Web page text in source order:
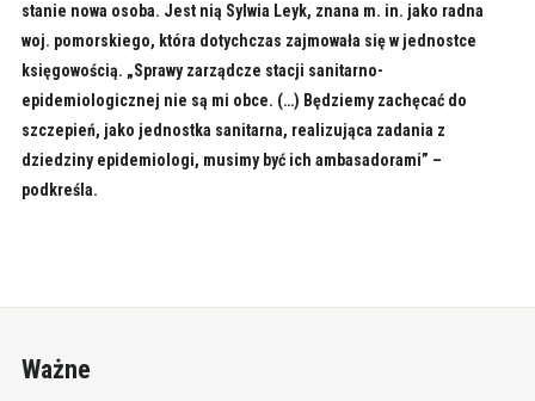
stanie nowa osoba. Jest nią Sylwia Leyk, znana m. in. jako radna
woj. pomorskiego, która dotychczas zajmowała się w jednostce
księgowością. „Sprawy zarządcze stacji sanitarno-
epidemiologicznej nie są mi obce. (…) Będziemy zachęcać do
szczepień, jako jednostka sanitarna, realizująca zadania z
dziedziny epidemiologi, musimy być ich ambasadorami” –
podkreśla.
Ważne